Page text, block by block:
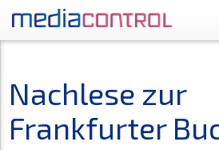
Nachlese zur
Frankfurter